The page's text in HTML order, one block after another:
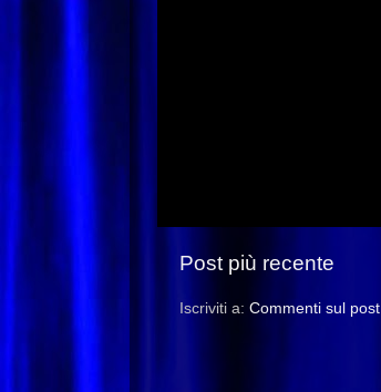
Post più recente
Iscriviti a: Commenti sul